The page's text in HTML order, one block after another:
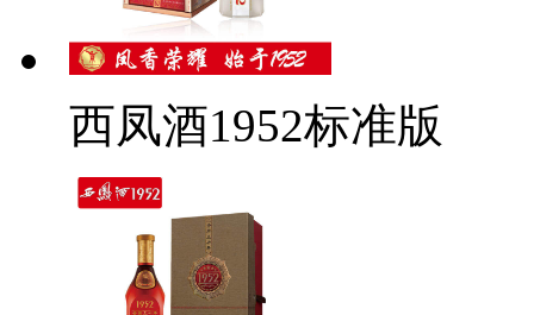
西凤酒1952标准版